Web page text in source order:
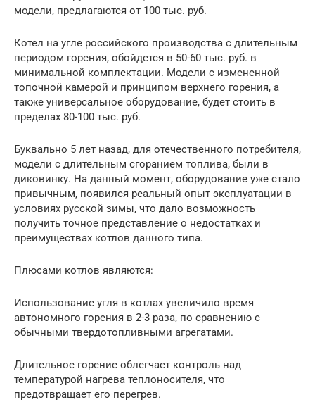
модели, предлагаются от 100 тыс. руб.
Котел на угле российского производства с длительным
периодом горения, обойдется в 50-60 тыс. руб. в
минимальной комплектации. Модели с измененной
топочной камерой и принципом верхнего горения, а
также универсальное оборудование, будет стоить в
пределах 80-100 тыс. руб.
Буквально 5 лет назад, для отечественного потребителя,
модели с длительным сгоранием топлива, были в
диковинку. На данный момент, оборудование уже стало
привычным, появился реальный опыт эксплуатации в
условиях русской зимы, что дало возможность
получить точное представление о недостатках и
преимуществах котлов данного типа.
Плюсами котлов являются:
Использование угля в котлах увеличило время
автономного горения в 2-3 раза, по сравнению с
обычными твердотопливными агрегатами.
Длительное горение облегчает контроль над
температурой нагрева теплоносителя, что
предотвращает его перегрев.